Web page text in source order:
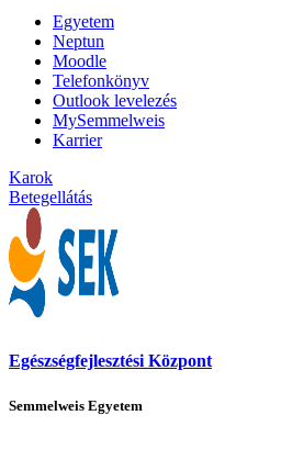
Egyetem
Neptun
Moodle
Telefonkönyv
Outlook levelezés
MySemmelweis
Karrier
Karok
Betegellátás
Egészségfejlesztési Központ
Semmelweis Egyetem